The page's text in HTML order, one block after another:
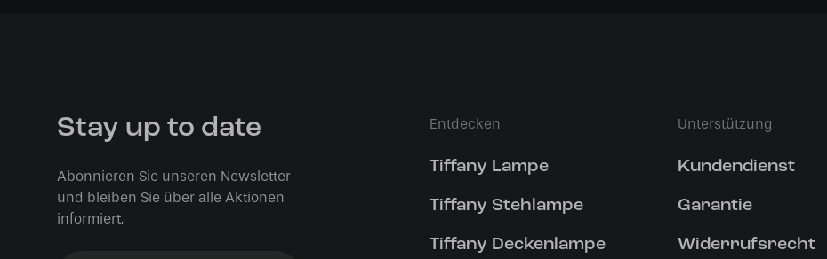
Stay up to date
Abonnieren Sie unseren Newsletter
und bleiben Sie über alle Aktionen
informiert.
Entdecken
Tiffany Lampe
Tiffany Stehlampe
Tiffany Deckenlampe
Unterstützung
Kundendienst
Garantie
Widerrufsrecht